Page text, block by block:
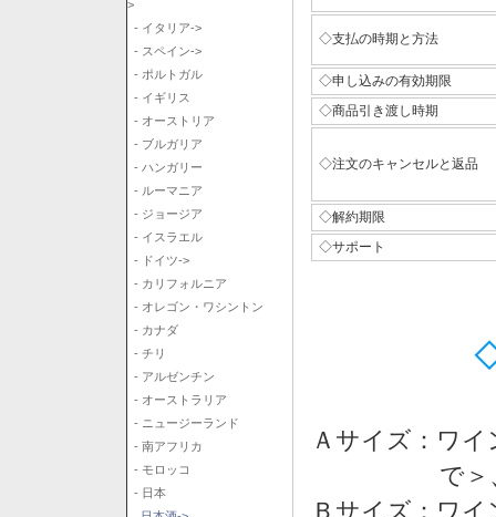
>
- イタリア->
- スペイン->
- ポルトガル
- イギリス
- オーストリア
- ブルガリア
- ハンガリー
- ルーマニア
- ジョージア
- イスラエル
- ドイツ->
- カリフォルニア
- オレゴン・ワシントン
- カナダ
- チリ
- アルゼンチン
- オーストラリア
- ニュージーランド
- 南アフリカ
- モロッコ
- 日本
◇支払の時期と方法
◇申し込みの有効期限
◇商品引き渡し時期
◇注文のキャンセルと返品
◇解約期限
◇サポート
Ａサイズ：ワ
で
Ｂサイズ：ワ